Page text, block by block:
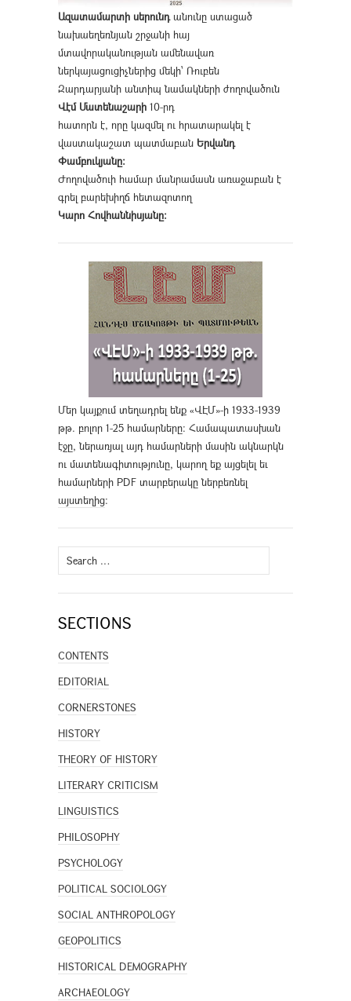
Ազատամարտի սերունդանունը ստացած
նախաեղեռնյան շրջանի հայ
մտավորականության ամենավառ
ներկայացուցիչներից մեկի՝ Ռուբեն
Զարդարյանի անտիպ նամակների ժողովածուն
Վէմ Մատենաշարի 10-րդ
հատորն է, որը կազմել ու հրատարակել է
վաստակաշատ պատմաբան Երվանդ
Փամբուկյանը։
Ժողովածուի համար մանրամասն առաջաբան է
գրել բարեխիղճ հետազոտող
Կարո Հովհաննիսյանը։
Մեր կայքում տեղադրել ենք «ՎԷՄ»-ի 1933-1939
թթ. բոլոր 1-25 համարները։ Համապատասխան
էջը, ներառյալ այդ համարների մասին ակնարկն
ու մատենագիտությունը, կարող եք այցելել եւ
համարների PDF տարբերակը ներբեռնել
այստեղից։
Search
for:
SECTIONS
CONTENTS
EDITORIAL
CORNERSTONES
HISTORY
THEORY OF HISTORY
LITERARY CRITICISM
LINGUISTICS
PHILOSOPHY
PSYCHOLOGY
POLITICAL SOCIOLOGY
SOCIAL ANTHROPOLOGY
GEOPOLITICS
HISTORICAL DEMOGRAPHY
ARCHAEOLOGY